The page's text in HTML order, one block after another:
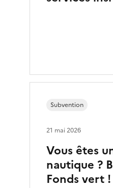
Vous êtes
nautique ?
Fonds vert !
Subvention
21 mai 2026